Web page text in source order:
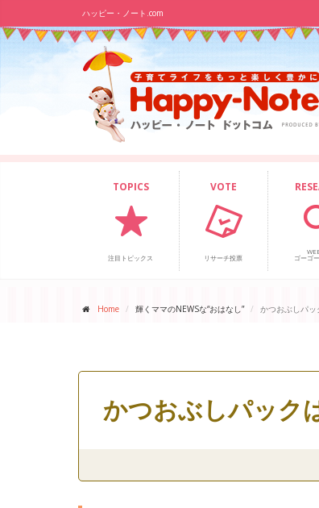
ハッピー・ノート.com
TOPICS
注目トピックス
VOTE
リサーチ投票 ゴーゴ
Home 輝くママのNEWSな“おはなし” かつおぶしパッ
かつおぶしパック